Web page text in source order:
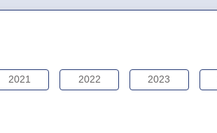
2023
2022
2021